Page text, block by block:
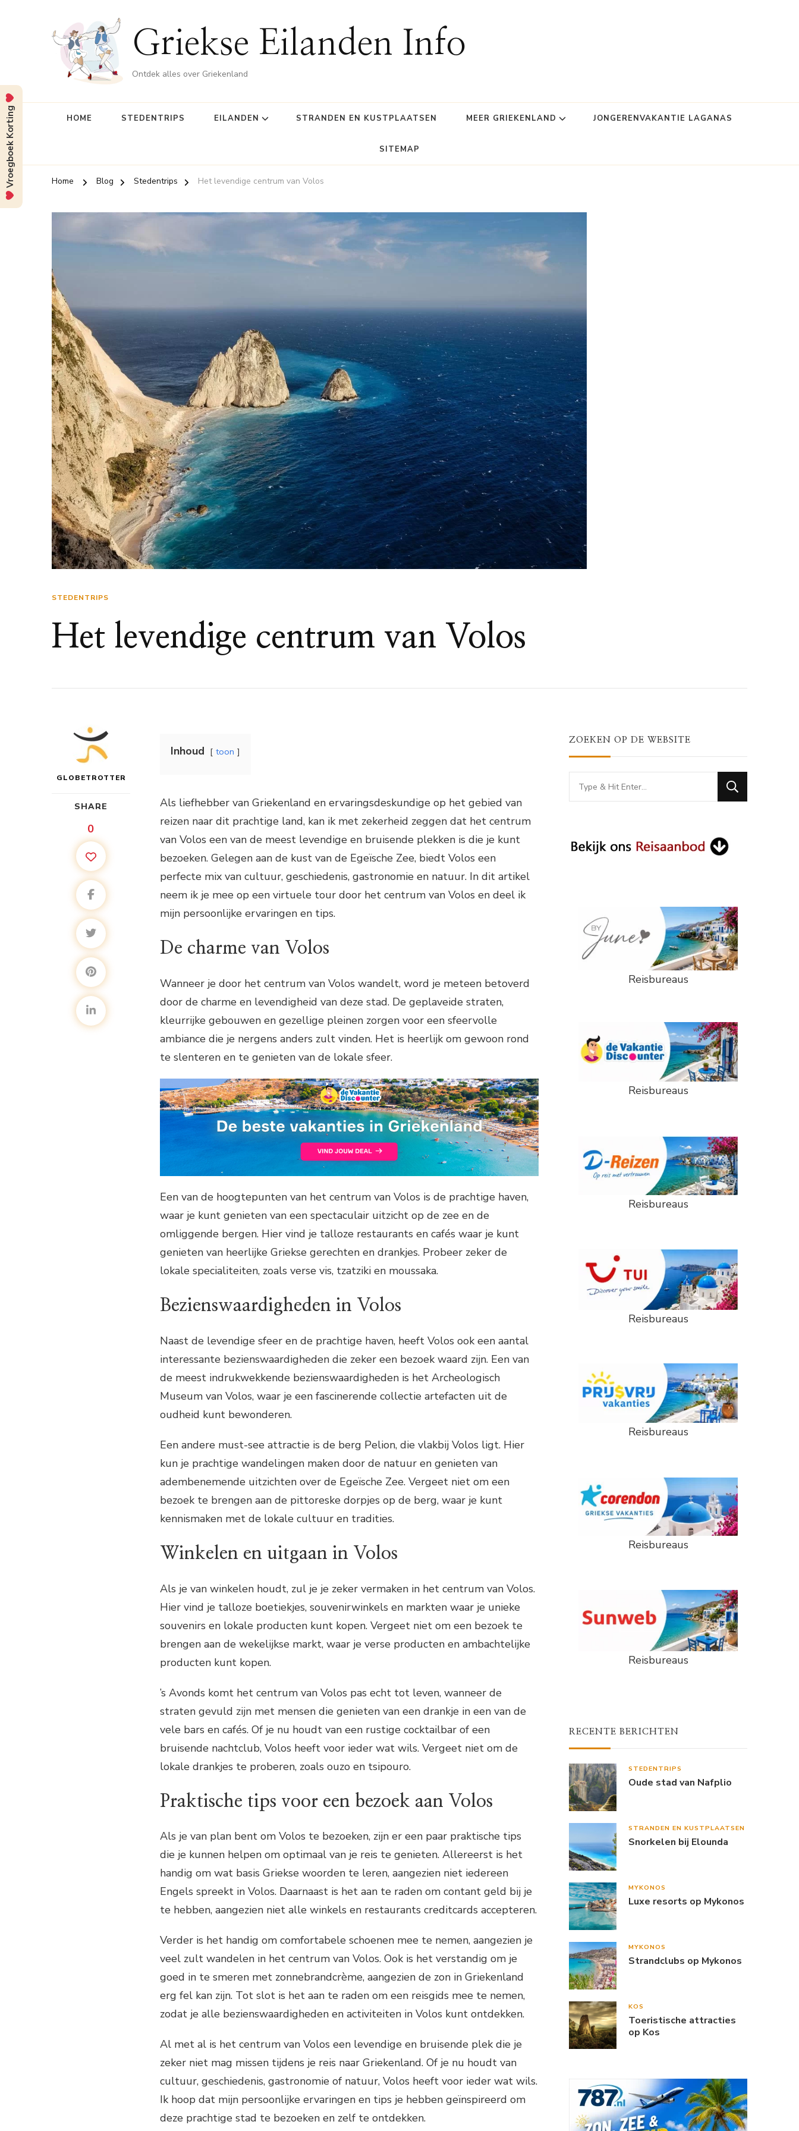
Griekse Eilanden Info
Ontdek alles over Griekenland
HOME STEDENTRIPS EILANDEN STRANDEN EN KUSTPLAATSEN MEER GRIEKENLAND JONGERENVAKANTIE LAGANAS
SITEMAP
Home Blog Stedentrips Het levendige centrum van Volos
STEDENTRIPS
Het levendige centrum van Volos
GLOBETROTTER
SHARE
0
Inhoud toon
Als liefhebber van Griekenland en ervaringsdeskundige op het gebied van
reizen naar dit prachtige land, kan ik met zekerheid zeggen dat het centrum
van Volos een van de meest levendige en bruisende plekken is die je kunt
bezoeken. Gelegen aan de kust van de Egeïsche Zee, biedt Volos een
perfecte mix van cultuur, geschiedenis, gastronomie en natuur. In dit artikel
neem ik je mee op een virtuele tour door het centrum van Volos en deel ik
mijn persoonlijke ervaringen en tips.
De charme van Volos
Wanneer je door het centrum van Volos wandelt, word je meteen betoverd
door de charme en levendigheid van deze stad. De geplaveide straten,
kleurrijke gebouwen en gezellige pleinen zorgen voor een sfeervolle
ambiance die je nergens anders zult vinden. Het is heerlijk om gewoon rond
te slenteren en te genieten van de lokale sfeer.
Een van de hoogtepunten van het centrum van Volos is de prachtige haven,
waar je kunt genieten van een spectaculair uitzicht op de zee en de
omliggende bergen. Hier vind je talloze restaurants en cafés waar je kunt
genieten van heerlijke Griekse gerechten en drankjes. Probeer zeker de
lokale specialiteiten, zoals verse vis, tzatziki en moussaka.
Bezienswaardigheden in Volos
Naast de levendige sfeer en de prachtige haven, heeft Volos ook een aantal
interessante bezienswaardigheden die zeker een bezoek waard zijn. Een van
de meest indrukwekkende bezienswaardigheden is het Archeologisch
Museum van Volos, waar je een fascinerende collectie artefacten uit de
oudheid kunt bewonderen.
Een andere must-see attractie is de berg Pelion, die vlakbij Volos ligt. Hier
kun je prachtige wandelingen maken door de natuur en genieten van
adembenemende uitzichten over de Egeïsche Zee. Vergeet niet om een
bezoek te brengen aan de pittoreske dorpjes op de berg, waar je kunt
kennismaken met de lokale cultuur en tradities.
Winkelen en uitgaan in Volos
Als je van winkelen houdt, zul je je zeker vermaken in het centrum van Volos.
Hier vind je talloze boetiekjes, souvenirwinkels en markten waar je unieke
souvenirs en lokale producten kunt kopen. Vergeet niet om een bezoek te
brengen aan de wekelijkse markt, waar je verse producten en ambachtelijke
producten kunt kopen.
’s Avonds komt het centrum van Volos pas echt tot leven, wanneer de
straten gevuld zijn met mensen die genieten van een drankje in een van de
vele bars en cafés. Of je nu houdt van een rustige cocktailbar of een
bruisende nachtclub, Volos heeft voor ieder wat wils. Vergeet niet om de
lokale drankjes te proberen, zoals ouzo en tsipouro.
Praktische tips voor een bezoek aan Volos
Als je van plan bent om Volos te bezoeken, zijn er een paar praktische tips
die je kunnen helpen om optimaal van je reis te genieten. Allereerst is het
handig om wat basis Griekse woorden te leren, aangezien niet iedereen
Engels spreekt in Volos. Daarnaast is het aan te raden om contant geld bij je
te hebben, aangezien niet alle winkels en restaurants creditcards accepteren.
Verder is het handig om comfortabele schoenen mee te nemen, aangezien je
veel zult wandelen in het centrum van Volos. Ook is het verstandig om je
goed in te smeren met zonnebrandcrème, aangezien de zon in Griekenland
erg fel kan zijn. Tot slot is het aan te raden om een reisgids mee te nemen,
zodat je alle bezienswaardigheden en activiteiten in Volos kunt ontdekken.
Al met al is het centrum van Volos een levendige en bruisende plek die je
zeker niet mag missen tijdens je reis naar Griekenland. Of je nu houdt van
cultuur, geschiedenis, gastronomie of natuur, Volos heeft voor ieder wat wils.
Ik hoop dat mijn persoonlijke ervaringen en tips je hebben geïnspireerd om
deze prachtige stad te bezoeken en zelf te ontdekken.
ZOEKEN OP DE WEBSITE
Looking
for
Reisbureaus
Reisbureaus
Reisbureaus
Reisbureaus
Reisbureaus
Reisbureaus
Reisbureaus
RECENTE BERICHTEN
STEDENTRIPS
Oude stad van Nafplio
STRANDEN EN KUSTPLAATSEN
Snorkelen bij Elounda
MYKONOS
Luxe resorts op Mykonos
MYKONOS
Strandclubs op Mykonos
KOS
Toeristische attracties
op Kos
Vroegboek Korting